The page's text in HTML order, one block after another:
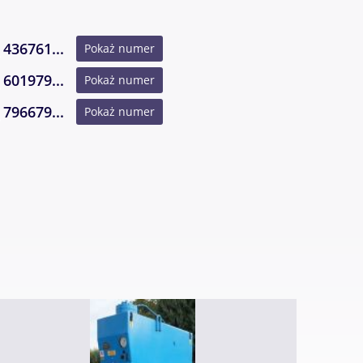
436761... Pokaż numer
601979... Pokaż numer
796679... Pokaż numer